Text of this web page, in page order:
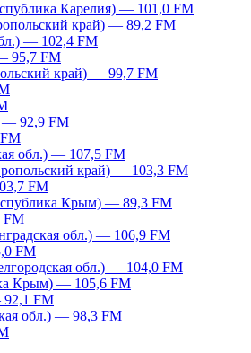
Карелия) — 101,0 FM
край) — 89,2 FM
— 102,4 FM
95,7 FM
край) — 99,7 FM
— 92,9 FM
обл.) — 107,5 FM
край) — 103,3 FM
FM
Крым) — 89,3 FM
FM
обл.) — 106,9 FM
FM
обл.) — 104,0 FM
Крым) — 105,6 FM
FM
обл.) — 98,3 FM